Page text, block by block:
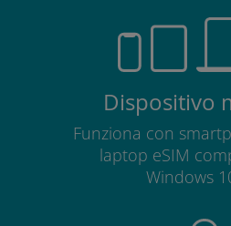
Dispositivo
Funziona con
laptop eSIM
Windows